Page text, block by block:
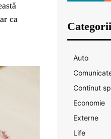
ca
Categorii
Auto
Continut
Economie
Externe
Life